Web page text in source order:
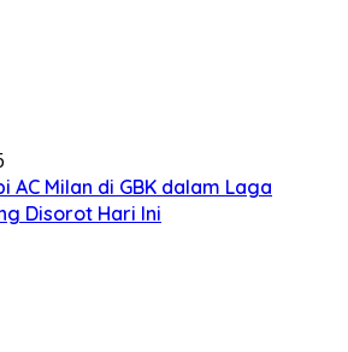
AC Milan di GBK dalam Laga
Disorot Hari Ini